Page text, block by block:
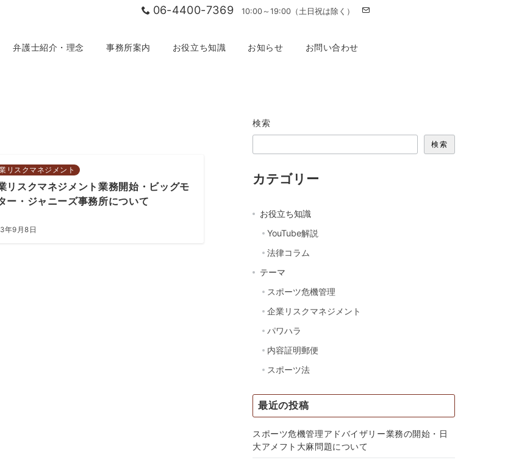
06-4400-7369 10:00～19:00（土日祝は除く）
弁護士紹介・理念 事務所案内 お役立ち知識 お知らせ お問い合わせ
リスクマネジメント
リスクマネジメント業務開始・ビッグモ
ー・ジャニーズ事務所について
年9月8日
検索
検索
カテゴリー
お役立ち知識
YouTube解説
法律コラム
テーマ
スポーツ危機管理
企業リスクマネジメント
パワハラ
内容証明郵便
スポーツ法
最近の投稿
スポーツ危機管理アドバイザリー業務の開始・日
大アメフト大麻問題について